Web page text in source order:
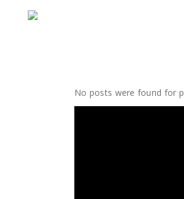
No posts were found for